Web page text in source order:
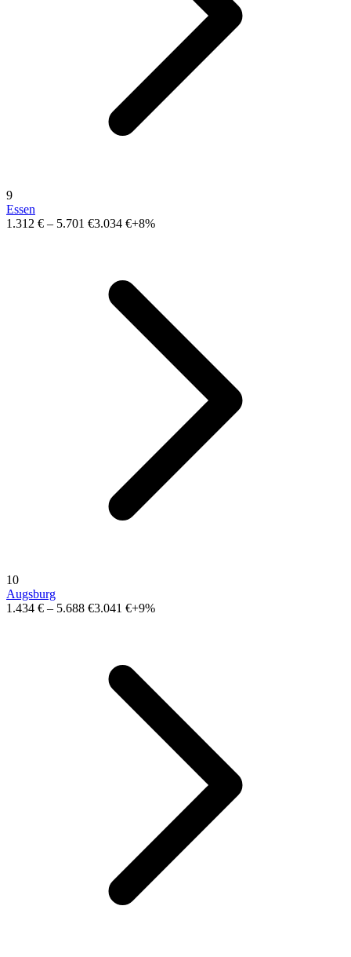
9
Essen
1.312 € – 5.701 €3.034 €+8%
10
Augsburg
1.434 € – 5.688 €3.041 €+9%